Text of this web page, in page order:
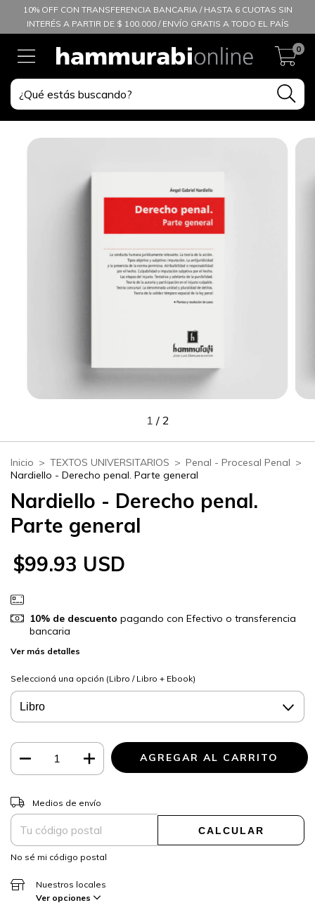
10% OFF CON TRANSFERENCIA BANCARIA / HASTA 6 CUOTAS SIN
INTERÉS A PARTIR DE $ 100.000 / ENVÍO GRATIS A TODO EL PAÍS
0
1 / 2
Inicio > TEXTOS UNIVERSITARIOS > Penal - Procesal Penal >
Nardiello - Derecho penal. Parte general
Nardiello - Derecho penal.
Parte general
$99.93 USD
10% de descuento pagando con Efectivo o transferencia
bancaria
Ver más detalles
Seleccioná una opción (Libro / Libro + Ebook)
Entregas para el CP:
Medios de envío
CALCULAR
No sé mi código postal
Nuestros locales
Ver opciones